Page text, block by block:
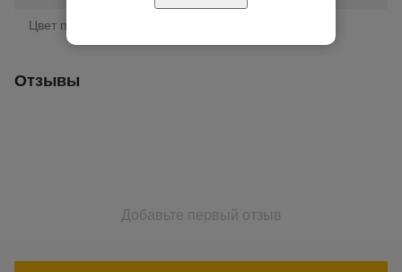
Цвет плафона/рассеивателя
Отзывы
Добавьте первый отзыв